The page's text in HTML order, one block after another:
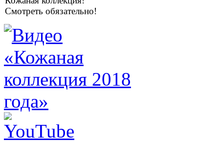
Смотреть обязательно!